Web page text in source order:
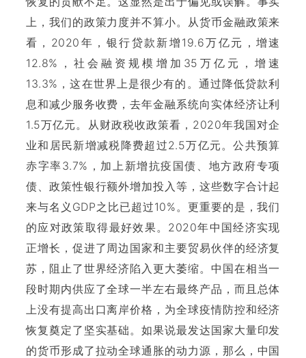
上，我们的政策力度并不算小。从货币金融政策来
看，2020年，银行贷款新增19.6万亿元，增速
12.8%，社会融资规模增加35万亿元，增速
13.3%，这在世界上是很少有的。通过降低贷款利
息和减少服务收费，去年金融系统向实体经济让利
1.5万亿元。从财政税收政策看，2020年我国对企
业和居民新增减税降费超过2.5万亿元。公共预算
赤字率3.7%，加上新增抗疫国债、地方政府专项
债、政策性银行额外增加投入等，这些数字合计起
来与名义GDP之比已超过10%。更重要的是，我们
的应对政策取得最好效果。2020年中国经济实现
正增长，促进了周边国家和主要贸易伙伴的经济复
苏，阻止了世界经济陷入更大萎缩。中国在相当一
段时期内供应了全球一半左右最终产品，而且总体
上没有提高出口离岸价格，为全球疫情防控和经济
恢复奠定了坚实基础。如果说最发达国家大量印发
的货币形成了拉动全球通胀的动力源，那么，中国